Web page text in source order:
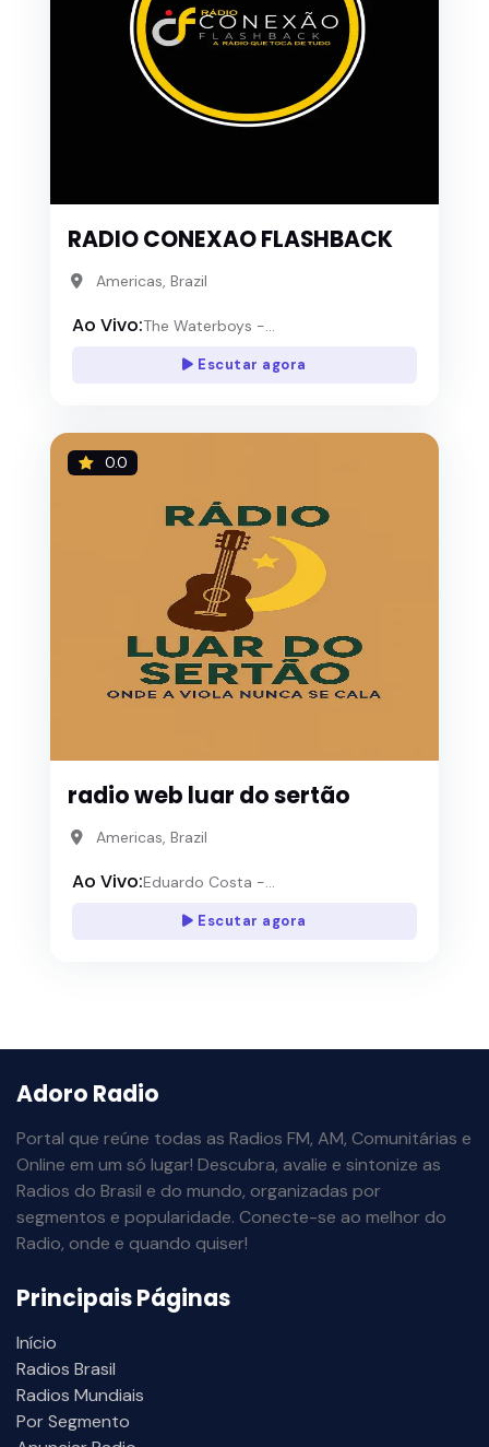
RADIO CONEXAO FLASHBACK
Americas, Brazil
Ao Vivo:The Waterboys -...
Escutar agora
0.0
radio web luar do sertão
Americas, Brazil
Ao Vivo:Eduardo Costa -...
Escutar agora
Adoro Radio
Portal que reúne todas as Radios FM, AM, Comunitárias e
Online em um só lugar! Descubra, avalie e sintonize as
Radios do Brasil e do mundo, organizadas por
segmentos e popularidade. Conecte-se ao melhor do
Radio, onde e quando quiser!
Principais Páginas
Início
Radios Brasil
Radios Mundiais
Por Segmento